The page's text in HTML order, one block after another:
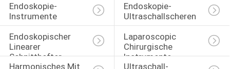
Endoskopie-
Instrumente
Endoskopie-
Ultraschallscheren
Endoskopischer
Linearer
Schnitthefter
Laparoscopic
Chirurgische
Instrumente
Harmonisches Mit
Ultraschall-